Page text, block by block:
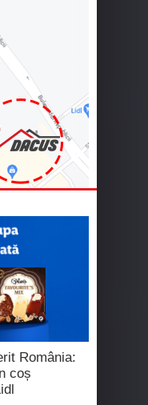
România:
coș